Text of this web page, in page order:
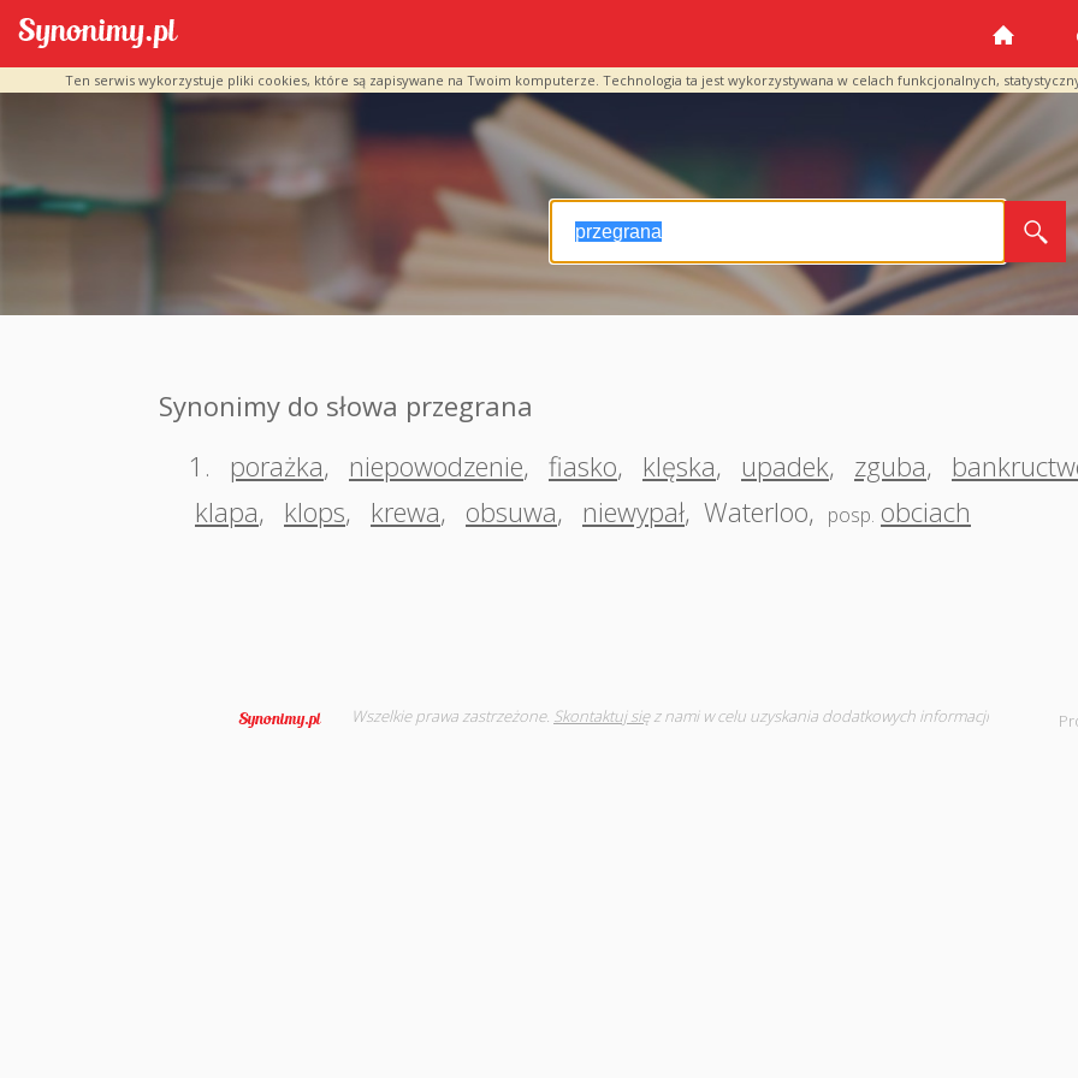
Ten serwis wykorzystuje pliki cookies, które są zapisywane na Twoim komputerze. Technologia ta jest wykorzystywana w celach funkcjonalnych,
Synonimy do słowa przegrana
1.
porażka, niepowodzenie, fiasko, klęska, upadek, zguba,
klapa, klops, krewa, obsuwa, niewypał, Waterloo, posp. obciach
Wszelkie prawa zastrzeżone. Skontaktuj sięz nami w celu uzyskania dodatkowych informacji